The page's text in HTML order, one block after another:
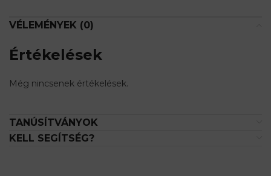
VÉLEMÉNYEK (0)
Értékelések
Még nincsenek értékelések.
TANÚSÍTVÁNYOK
KELL SEGÍTSÉG?